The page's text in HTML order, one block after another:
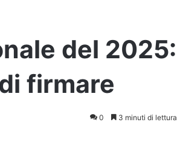
del 2025:
firmare
0 3 minuti di lettura